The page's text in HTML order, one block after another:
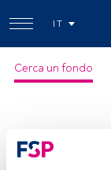
IT
Cerca un fondo